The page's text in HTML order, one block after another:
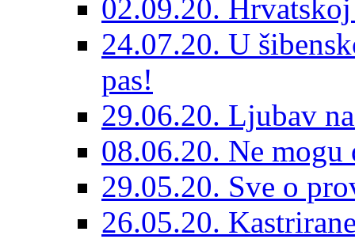
02.09.20.
24.07.20. U
pas!
29.06.20. Ljubav
08.06.20. Ne
29.05.20. Sve o
26.05.20.